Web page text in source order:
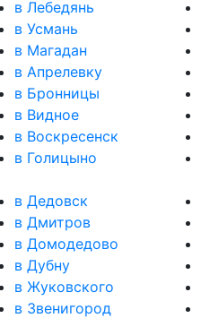
в Лебедянь
в Усмань
в Магадан
в Апрелевку
в Бронницы
в Видное
в Воскресенск
в Голицыно
в Дедовск
в Дмитров
в Домодедово
в Дубну
в Жуковского
в Звенигород